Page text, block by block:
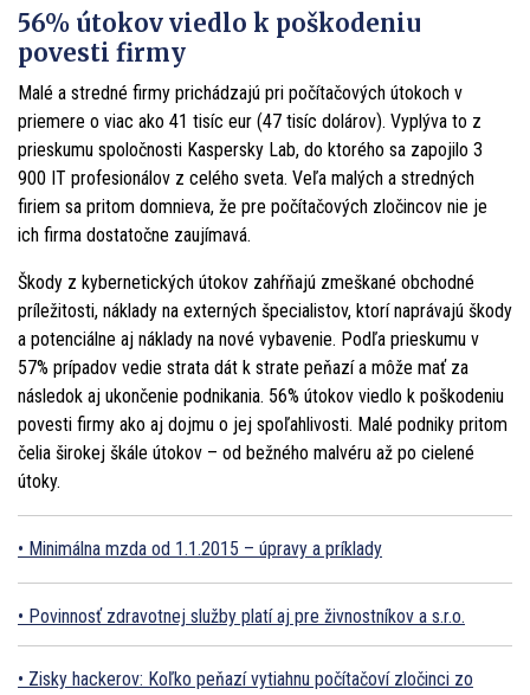
56% útokov viedlo k poškodeniu
povesti firmy
Malé a stredné firmy prichádzajú pri počítačových útokoch v
priemere o viac ako 41 tisíc eur (47 tisíc dolárov). Vyplýva to z
prieskumu spoločnosti Kaspersky Lab, do ktorého sa zapojilo 3
900 IT profesionálov z celého sveta. Veľa malých a stredných
firiem sa pritom domnieva, že pre počítačových zločincov nie je
ich firma dostatočne zaujímavá.
Škody z kybernetických útokov zahŕňajú zmeškané obchodné
príležitosti, náklady na externých špecialistov, ktorí naprávajú škody
a potenciálne aj náklady na nové vybavenie. Podľa prieskumu v
57% prípadov vedie strata dát k strate peňazí a môže mať za
následok aj ukončenie podnikania. 56% útokov viedlo k poškodeniu
povesti firmy ako aj dojmu o jej spoľahlivosti. Malé podniky pritom
čelia širokej škále útokov – od bežného malvéru až po cielené
útoky.
Minimálna mzda od 1.1.2015 – úpravy a príklady
Povinnosť zdravotnej služby platí aj pre živnostníkov a s.r.o.
Zisky hackerov: Koľko peňazí vytiahnu počítačoví zločinci zo